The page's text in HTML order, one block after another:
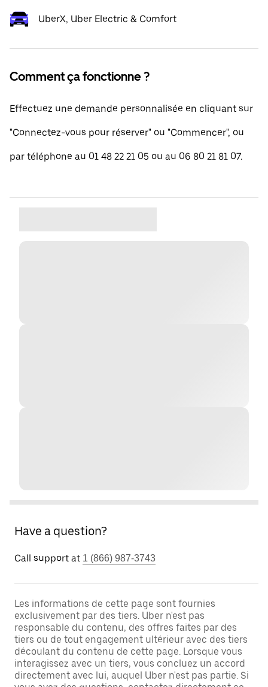
UberX, Uber Electric & Comfort
Comment ça fonctionne ?
Effectuez une demande personnalisée en cliquant sur
"Connectez-vous pour réserver" ou "Commencer", ou
par téléphone au 01 48 22 21 05 ou au 06 80 21 81 07.
Have a question?
Call support at 1 (866) 987-3743
Les informations de cette page sont fournies
exclusivement par des tiers. Uber n'est pas
responsable du contenu, des offres faites par des
tiers ou de tout engagement ultérieur avec des tiers
découlant du contenu de cette page. Lorsque vous
interagissez avec un tiers, vous concluez un accord
directement avec lui, auquel Uber n'est pas partie. Si